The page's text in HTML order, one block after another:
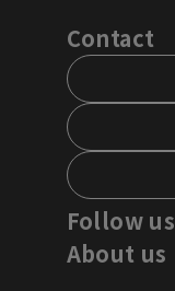
Contact
Follow us
About us